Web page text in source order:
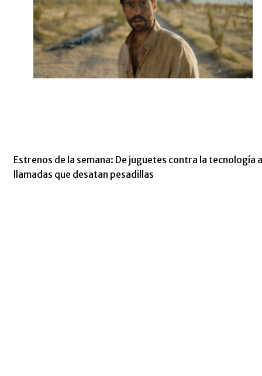
Estrenos de la semana: De juguetes contra la tecnología a
llamadas que desatan pesadillas